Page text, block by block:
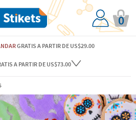
0
GRATIS A PARTIR DE US$29.00
A PARTIR DE US$73.00